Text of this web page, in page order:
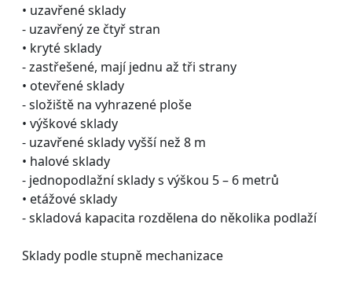
• uzavřené sklady
- uzavřený ze čtyř stran
• kryté sklady
- zastřešené, mají jednu až tři strany
• otevřené sklady
- složiště na vyhrazené ploše
• výškové sklady
- uzavřené sklady vyšší než 8 m
• halové sklady
- jednopodlažní sklady s výškou 5 – 6 metrů
• etážové sklady
- skladová kapacita rozdělena do několika podlaží
Sklady podle stupně mechanizace